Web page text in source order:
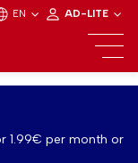
EN AD-LITE
1.99€ per month or